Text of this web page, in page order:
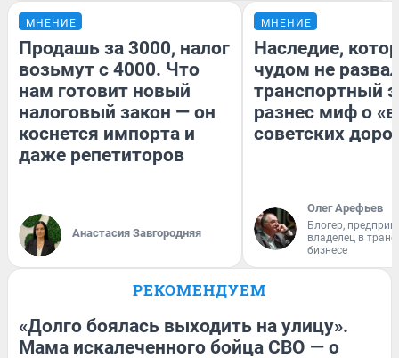
МНЕНИЕ
Продашь за 3000, налог
возьмут с 4000. Что
нам готовит новый
налоговый закон — он
коснется импорта и
даже репетиторов
Анастасия Завгородняя
МНЕНИЕ
Наследие,
чудом не
транспортный
разнес миф о
советских
Олег Арефьев
Блогер,
владелец в
бизнесе
РЕКОМЕНДУЕМ
«Долго боялась выходить на улицу».
Мама искалеченного бойца СВО — о